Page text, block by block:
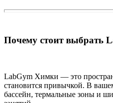
Почему стоит выбрать
LabGym Химки — это
становится привычкой. В
бассейн, термальные зоны и